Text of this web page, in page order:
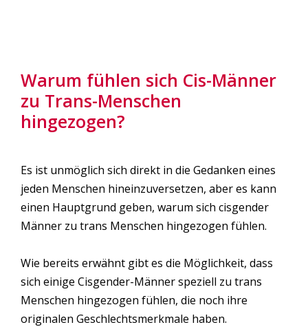
Warum fühlen sich Cis-Männer
zu Trans-Menschen
hingezogen?
Es ist unmöglich sich direkt in die Gedanken eines
jeden Menschen hineinzuversetzen, aber es kann
einen Hauptgrund geben, warum sich cisgender
Männer zu trans Menschen hingezogen fühlen.
Wie bereits erwähnt gibt es die Möglichkeit, dass
sich einige Cisgender-Männer speziell zu trans
Menschen hingezogen fühlen, die noch ihre
originalen Geschlechtsmerkmale haben.